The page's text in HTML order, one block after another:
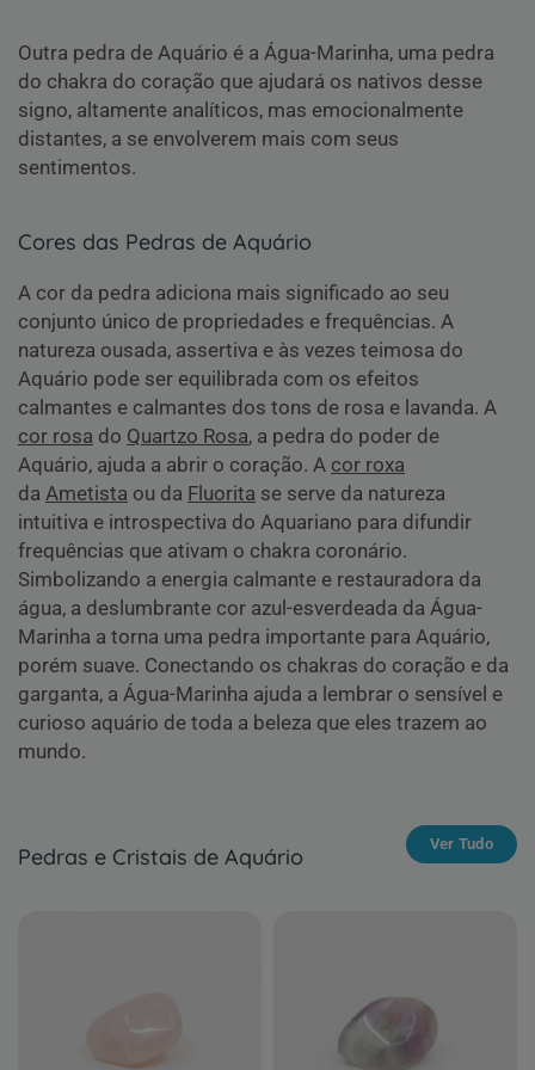
Outra pedra de Aquário é a Água-Marinha, uma pedra
do chakra do coração que ajudará os nativos desse
signo, altamente analíticos, mas emocionalmente
distantes, a se envolverem mais com seus
sentimentos.
Cores das Pedras de Aquário
A cor da pedra adiciona mais significado ao seu
conjunto único de propriedades e frequências. A
natureza ousada, assertiva e às vezes teimosa do
Aquário pode ser equilibrada com os efeitos
calmantes e calmantes dos tons de rosa e lavanda. A
cor rosa do Quartzo Rosa, a pedra do poder de
Aquário, ajuda a abrir o coração. A cor roxa
daAmetista ou da Fluorita se serve da natureza
intuitiva e introspectiva do Aquariano para difundir
frequências que ativam o chakra coronário.
Simbolizando a energia calmante e restauradora da
água, a deslumbrante cor azul-esverdeada da Água-
Marinha a torna uma pedra importante para Aquário,
porém suave. Conectando os chakras do coração e da
garganta, a Água-Marinha ajuda a lembrar o sensível e
curioso aquário de toda a beleza que eles trazem ao
mundo.
Pedras e Cristais de Aquário Ver Tudo